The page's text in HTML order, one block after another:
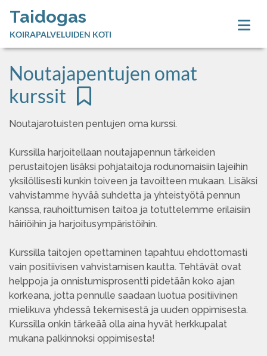
Taidogas
KOIRAPALVELUIDEN KOTI
Noutajapentujen omat
kurssit
Noutajarotuisten pentujen oma kurssi.
Kurssilla harjoitellaan noutajapennun tärkeiden
perustaitojen lisäksi pohjataitoja rodunomaisiin lajeihin
yksilöllisesti kunkin toiveen ja tavoitteen mukaan. Lisäksi
vahvistamme hyvää suhdetta ja yhteistyötä pennun
kanssa, rauhoittumisen taitoa ja totuttelemme erilaisiin
häiriöihin ja harjoitusympäristöihin.
Kurssilla taitojen opettaminen tapahtuu ehdottomasti
vain positiivisen vahvistamisen kautta. Tehtävät ovat
helppoja ja onnistumisprosentti pidetään koko ajan
korkeana, jotta pennulle saadaan luotua positiivinen
mielikuva yhdessä tekemisestä ja uuden oppimisesta.
Kurssilla onkin tärkeää olla aina hyvät herkkupalat
mukana palkinnoksi oppimisesta!